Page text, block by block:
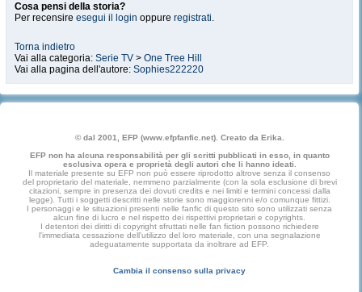
Cosa pensi della storia?
Per recensire esegui il login oppure registrati.
Torna indietro
Vai alla categoria: Serie TV > One Tree Hill
Vai alla pagina dell'autore: Sophies222220
© dal 2001, EFP (www.efpfanfic.net). Creato da Erika.
EFP non ha alcuna responsabilità per gli scritti pubblicati in esso, in quanto
esclusiva opera e proprietà degli autori che li hanno ideati.
Il materiale presente su EFP non può essere riprodotto altrove senza il consenso
del proprietario del materiale, nemmeno parzialmente (con la sola esclusione di brevi
citazioni, sempre in presenza dei dovuti credits e nei limiti e termini concessi dalla
legge). Tutti i soggetti descritti nelle storie sono maggiorenni e/o comunque fittizi.
I personaggi e le situazioni presenti nelle fanfic di questo sito sono utilizzati senza
alcun fine di lucro e nel rispetto dei rispettivi proprietari e copyrights.
I detentori dei diritti di copyright sfruttati nelle fan fiction possono richiedere
l'immediata cessazione dell'utilizzo del loro materiale, con una segnalazione
adeguatamente supportata da inoltrare ad EFP.
Cambia il consenso sulla privacy